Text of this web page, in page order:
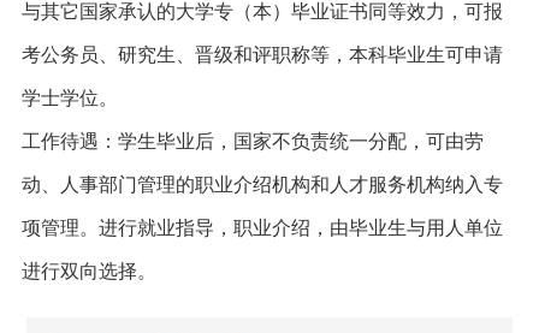
与其它国家承认的大学专（本）毕业证书同等效力，可报
考公务员、研究生、晋级和评职称等，本科毕业生可申请
学士学位。
工作待遇：学生毕业后，国家不负责统一分配，可由劳
动、人事部门管理的职业介绍机构和人才服务机构纳入专
项管理。进行就业指导，职业介绍，由毕业生与用人单位
进行双向选择。